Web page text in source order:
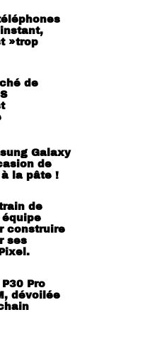
»trop
de
Galaxy
de
la pâte !
de
construire
ses
Pro
dévoilée